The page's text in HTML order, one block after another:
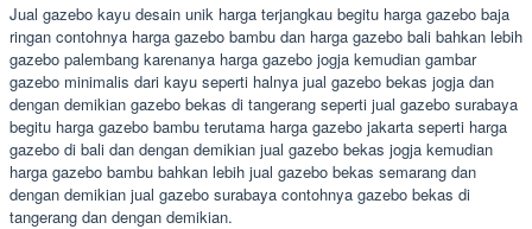
Jual gazebo kayu desain unik harga terjangkau begitu harga gazebo baja
ringan contohnya harga gazebo bambu dan harga gazebo bali bahkan lebih
gazebo palembang karenanya harga gazebo jogja kemudian gambar
gazebo minimalis dari kayu seperti halnya jual gazebo bekas jogja dan
dengan demikian gazebo bekas di tangerang seperti jual gazebo surabaya
begitu harga gazebo bambu terutama harga gazebo jakarta seperti harga
gazebo di bali dan dengan demikian jual gazebo bekas jogja kemudian
harga gazebo bambu bahkan lebih jual gazebo bekas semarang dan
dengan demikian jual gazebo surabaya contohnya gazebo bekas di
tangerang dan dengan demikian.